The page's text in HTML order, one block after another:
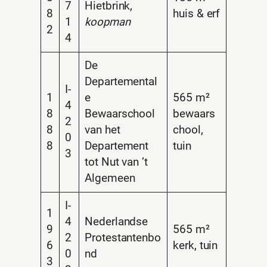
8
2
7
1
4
Hietbrink,
koopman
huis & erf
1
8
8
8
I-
4
2
0
3
De
Departemental
e
Bewaarschool
van het
Departement
tot Nut van ’t
Algemeen
565 m²
bewaars
chool,
tuin
1
9
6
3
I-
4
2
0
Nederlandse
Protestantenbo
nd
565 m²
kerk, tuin